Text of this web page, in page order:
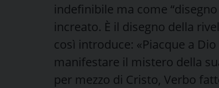
indefinibile ma come
increato. È il disegno della
così introduce: «Piacque a
manifestare il mistero della
per mezzo di Cristo, Verbo